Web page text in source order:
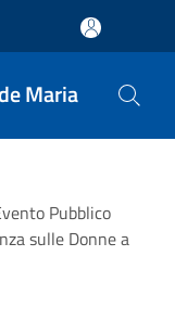
Maria
Pubblico
sulle Donne a